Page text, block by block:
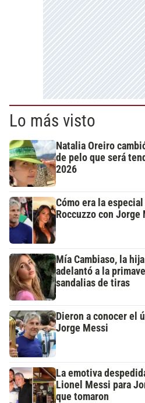
Lo más visto
Natalia Oreiro
de pelo que será
2026
Cómo era la
Roccuzzo con Jorge
Mía Cambiaso, la
adelantó a la
sandalias de tiras
Dieron a conocer el
Jorge Messi
La emotiva
Lionel Messi para
que tomaron